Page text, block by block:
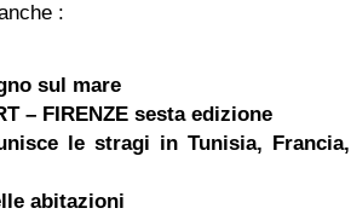
:
sul mare
– FIRENZE sesta edizione
le stragi in Tunisia, Francia,
abitazioni